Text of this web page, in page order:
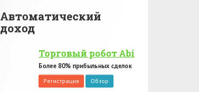
Автоматический
доход
Торговый робот Abi
Более 80% прибыльных сделок
Регистрация Обзор